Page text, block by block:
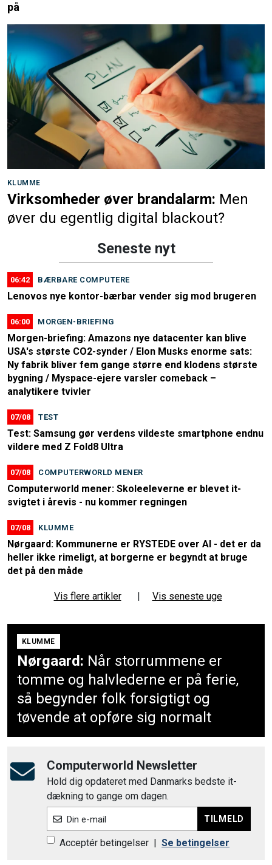
på
KLUMME
Virksomheder øver brandalarm: Men
øver du egentlig digital blackout?
Seneste nyt
06:42 BÆRBARE COMPUTERE
Lenovos nye kontor-bærbar vender sig mod brugeren
06:00 MORGEN-BRIEFING
Morgen-briefing: Amazons nye datacenter kan blive
USA's største CO2-synder / Elon Musks enorme sats:
Ny fabrik bliver fem gange større end klodens største
bygning / Myspace-ejere varsler comeback –
analytikere tvivler
07/08 TEST
Test: Samsung gør verdens vildeste smartphone endnu
vildere med Z Fold8 Ultra
07/08 COMPUTERWORLD MENER
Computerworld mener: Skoleeleverne er blevet it-
svigtet i årevis - nu kommer regningen
07/08 KLUMME
Nørgaard: Kommunerne er RYSTEDE over AI - det er da
heller ikke rimeligt, at borgerne er begyndt at bruge
det på den måde
Vis flere artikler Vis seneste uge
KLUMME
Nørgaard: Når storrummene er
tomme og halvlederne er på ferie,
så begynder folk forsigtigt og
tøvende at opføre sig normalt
Computerworld Newsletter
Hold dig opdateret med Danmarks bedste it-
dækning to gange om dagen.
Din e-mail TILMELD
Acceptér betingelser Se betingelser